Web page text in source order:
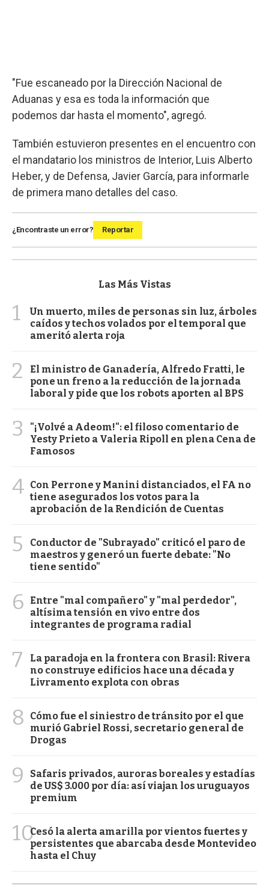
"Fue escaneado por la Dirección Nacional de
Aduanas y esa es toda la información que
podemos dar hasta el momento", agregó.
También estuvieron presentes en el encuentro con
el mandatario los ministros de Interior, Luis Alberto
Heber, y de Defensa, Javier García, para informarle
de primera mano detalles del caso.
¿Encontraste un error? Reportar
Las Más Vistas
1
Un muerto, miles de personas sin luz, árboles
caídos y techos volados por el temporal que
ameritó alerta roja
2
El ministro de Ganadería, Alfredo Fratti, le
pone un freno a la reducción de la jornada
laboral y pide que los robots aporten al BPS
3
"¡Volvé a Adeom!": el filoso comentario de
Yesty Prieto a Valeria Ripoll en plena Cena de
Famosos
4 Con Perrone y Manini distanciados, el FA no
tiene asegurados los votos para la
aprobación de la Rendición de Cuentas
5
Conductor de "Subrayado" criticó el paro de
maestros y generó un fuerte debate: "No
tiene sentido"
6
Entre "mal compañero" y "mal perdedor",
altísima tensión en vivo entre dos
integrantes de programa radial
7
La paradoja en la frontera con Brasil: Rivera
no construye edificios hace una década y
Livramento explota con obras
8
Cómo fue el siniestro de tránsito por el que
murió Gabriel Rossi, secretario general de
Drogas
9
Safaris privados, auroras boreales y estadías
de US$ 3.000 por día: así viajan los uruguayos
premium
10Cesó la alerta amarilla por vientos fuertes y
persistentes que abarcaba desde Montevideo
hasta el Chuy